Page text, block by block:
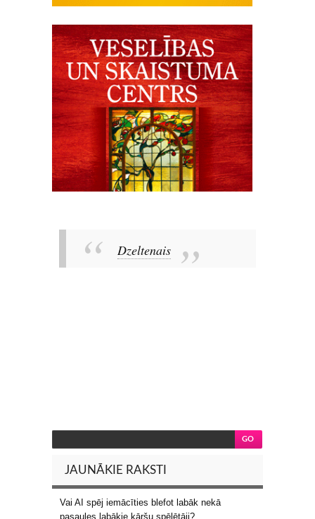
Dzeltenais
JAUNĀKIE RAKSTI
Vai AI spēj iemācīties blefot labāk nekā
pasaules labākie kāršu spēlētāji?